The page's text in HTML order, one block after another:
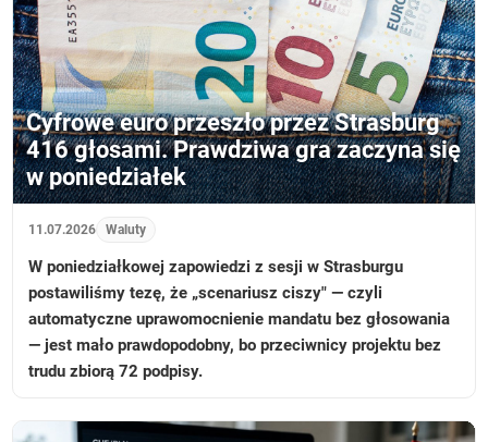
Cyfrowe euro przeszło przez Strasburg
416 głosami. Prawdziwa gra zaczyna się
w poniedziałek
11.07.2026 Waluty
W poniedziałkowej zapowiedzi z sesji w Strasburgu
postawiliśmy tezę, że „scenariusz ciszy" — czyli
automatyczne uprawomocnienie mandatu bez głosowania
— jest mało prawdopodobny, bo przeciwnicy projektu bez
trudu zbiorą 72 podpisy.